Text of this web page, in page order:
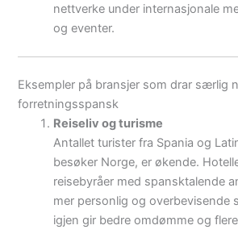
nettverke under internasjonale
og eventer.
Eksempler på bransjer som drar særlig
forretningsspansk
Reiseliv og turisme
Antallet turister fra Spania og
besøker Norge, er økende.
reisebyråer med spansktalende
mer personlig og overbevisende
igjen gir bedre omdømme og